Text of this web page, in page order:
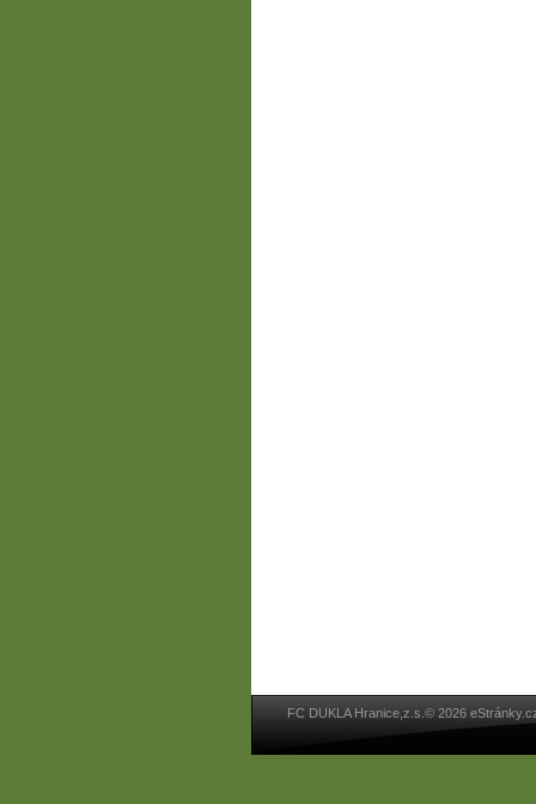
FC DUKLA Hranice,z.s.© 2026